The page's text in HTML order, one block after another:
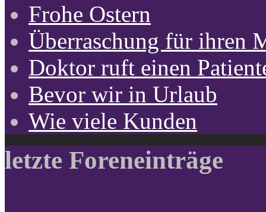
Frohe Ostern
Überraschung für ihren
Doktor ruft einen
Bevor wir in Urlaub
Wie viele Kunden
letzte Foreneinträge